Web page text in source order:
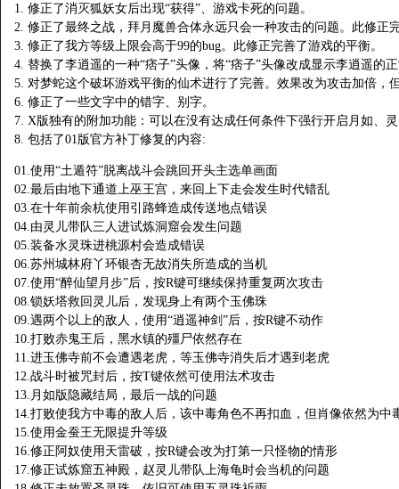
1. 修正了消灭狐妖女后出现“获得”、游戏卡死的问题。
2. 修正了最终之战，拜月魔兽合体永远只会一种攻击的问题。此修正
3. 修正了我方等级上限会高于99的bug。此修正完善了游戏的平衡。
4. 替换了李逍遥的一种“痞子”头像，将“痞子”头像改成显示李逍遥的
5. 对梦蛇这个破坏游戏平衡的仙术进行了完善。效果改为攻击加倍，
6. 修正了一些文字中的错字、别字。
7. X版独有的附加功能：可以在没有达成任何条件下强行开启月如、
8. 包括了01版官方补丁修复的内容:
01.使用“土遁符”脱离战斗会跳回开头主选单画面
02.最后由地下通道上巫王宫，来回上下走会发生时代错乱
03.在十年前余杭使用引路蜂造成传送地点错误
04.由灵儿带队三人进试炼洞窟会发生问题
05.装备水灵珠进桃源村会造成错误
06.苏州城林府丫环银杏无故消失所造成的当机
07.使用“醉仙望月步”后，按R键可继续保持重复两次攻击
08.锁妖塔救回灵儿后，发现身上有两个玉佛珠
09.遇两个以上的敌人，使用“逍遥神剑”后，按R键不动作
10.打败赤鬼王后，黑水镇的殭尸依然存在
11.进玉佛寺前不会遭遇老虎，等玉佛寺消失后才遇到老虎
12.战斗时被咒封后，按T键依然可使用法术攻击
13.月如版隐藏结局，最后一战的问题
14.打败使我方中毒的敌人后，该中毒角色不再扣血，但肖像依然为中
15.使用金蚕王无限提升等级
16.修正阿奴使用天雷破，按R键会改为打第一只怪物的情形
17.修正试炼窟五神殿，赵灵儿带队上海龟时会当机的问题